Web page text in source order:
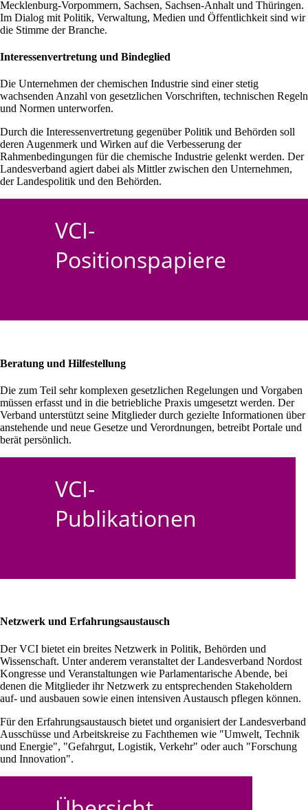
Mecklenburg-Vorpommern, Sachsen, Sachsen-Anhalt und Thüringen.
Im Dialog mit Politik, Verwaltung, Medien und Öffentlichkeit sind wir
die Stimme der Branche.
Interessenvertretung und Bindeglied
Die Unternehmen der chemischen Industrie sind einer stetig
wachsenden Anzahl von gesetzlichen Vorschriften, technischen Regeln
und Normen unterworfen.
Durch die Interessenvertretung gegenüber Politik und Behörden soll
deren Augenmerk und Wirken auf die Verbesserung der
Rahmenbedingungen für die chemische Industrie gelenkt werden. Der
Landesverband agiert dabei als Mittler zwischen den Unternehmen,
der Landespolitik und den Behörden.
VCI-
Positionspapiere
Beratung und Hilfestellung
Die zum Teil sehr komplexen gesetzlichen Regelungen und Vorgaben
müssen erfasst und in die betriebliche Praxis umgesetzt werden. Der
Verband unterstützt seine Mitglieder durch gezielte Informationen über
anstehende und neue Gesetze und Verordnungen, betreibt Portale und
berät persönlich.
VCI-
Publikationen
Netzwerk und Erfahrungsaustausch
Der VCI bietet ein breites Netzwerk in Politik, Behörden und
Wissenschaft. Unter anderem veranstaltet der Landesverband Nordost
Kongresse und Veranstaltungen wie Parlamentarische Abende, bei
denen die Mitglieder ihr Netzwerk zu entsprechenden Stakeholdern
auf- und ausbauen sowie einen intensiven Austausch pflegen können.
Für den Erfahrungsaustausch bietet und organisiert der Landesverband
Ausschüsse und Arbeitskreise zu Fachthemen wie "Umwelt, Technik
und Energie", "Gefahrgut, Logistik, Verkehr" oder auch "Forschung
und Innovation".